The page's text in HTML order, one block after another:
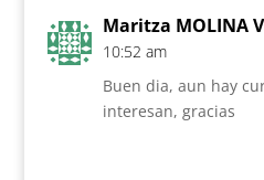
Maritza MOLINA V
10:52 am
Buen dia, aun hay
interesan, gracias